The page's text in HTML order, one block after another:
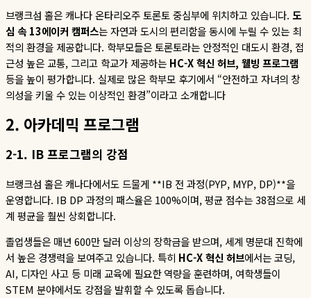
브랭크섬 홀은 캐나다 온타리오주 토론토 중심부에 위치하고 있습니다. 도
심 속13에이커 캠퍼스는 자연과 도시의 편리함을 동시에 누릴 수 있는 최
적의 환경을 제공합니다. 학부모들은 토론토라는 안정적인 대도시 환경, 접
근성 높은 교통, 그리고 학교가 제공하는 HC-X혁신허브, 웰빙 프로그램
등을 높이 평가합니다. 실제로 많은 학부모 후기에서 “안전하고 자녀의 창
의성을 키울 수 있는 이상적인 환경”이라고 소개합니다
2. 아카데믹 프로그램
2-1. IB 프로그램의 강점
브랭크섬 홀은 캐나다에서도 드물게 **IB 전 과정(PYP, MYP, DP)**을
운영합니다. IB DP 과정의 패스율은 100%이며, 평균 점수는38점으로 세
계 평균을 훨씬 상회합니다.
졸업생들은 매년 600만 달러 이상의 장학금을 받으며, 세계 명문대 진학에
서 높은 경쟁력을 보여주고 있습니다. 특히 HC-X혁신 허브에서는 코딩,
AI, 디자인 사고 등 미래 교육에 필요한 역량을 훈련하며, 여학생들이
STEM 분야에서도 강점을 발휘할 수 있도록 돕습니다.